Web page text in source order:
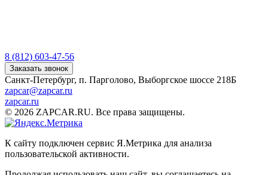
8 (812) 603-47-56
Заказать звонок
Санкт-Петербург, п. Парголово, Выборгское шоссе 218Б
zapcar@zapcar.ru
zapcar.ru
© 2026 ZAPCAR.RU. Все права защищены.
К сайту подключен сервис Я.Метрика для анализа
пользовательской активности.